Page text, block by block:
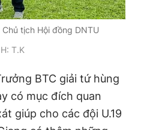
tịch Hội đồng DNTU
T.K
BTC giải tứ hùng
có mục đích quan
giúp cho các đội U.19